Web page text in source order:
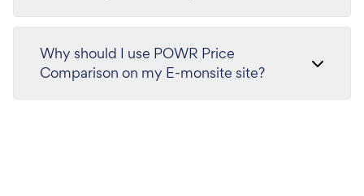
Why should I use POWR Price
Comparison on my E-monsite site?